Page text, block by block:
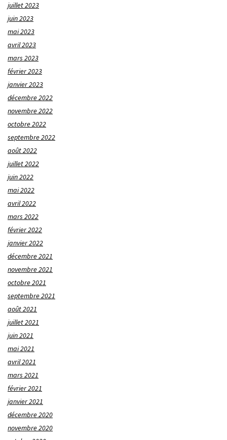
juillet 2023
juin 2023
mai 2023
avril 2023
mars 2023
février 2023
janvier 2023
décembre 2022
novembre 2022
octobre 2022
septembre 2022
août 2022
juillet 2022
juin 2022
mai 2022
avril 2022
mars 2022
février 2022
janvier 2022
décembre 2021
novembre 2021
octobre 2021
septembre 2021
août 2021
juillet 2021
juin 2021
mai 2021
avril 2021
mars 2021
février 2021
janvier 2021
décembre 2020
novembre 2020